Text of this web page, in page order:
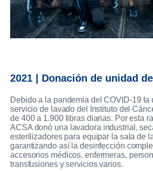
2021 | Donación de unidad
Debido a la pandemia del COVID-19 la
servicio de lavado del Instituto del
de 400 a 1.900 libras diarias. Por esta
ACSA donó una lavadora industrial,
esterilizadores para equipar la sala de
garantizando así la desinfección
accesorios médicos, enfermeras,
transfusiones y servicios varios.